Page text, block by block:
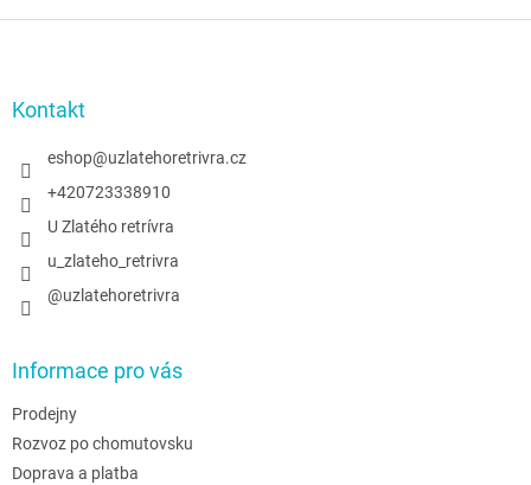
v
Kontakt
eshop@uzlatehoretrivra.cz
+420723338910
U Zlatého retrívra
u_zlateho_retrivra
@uzlatehoretrivra
Informace pro vás
Prodejny
Rozvoz po chomutovsku
Doprava a platba